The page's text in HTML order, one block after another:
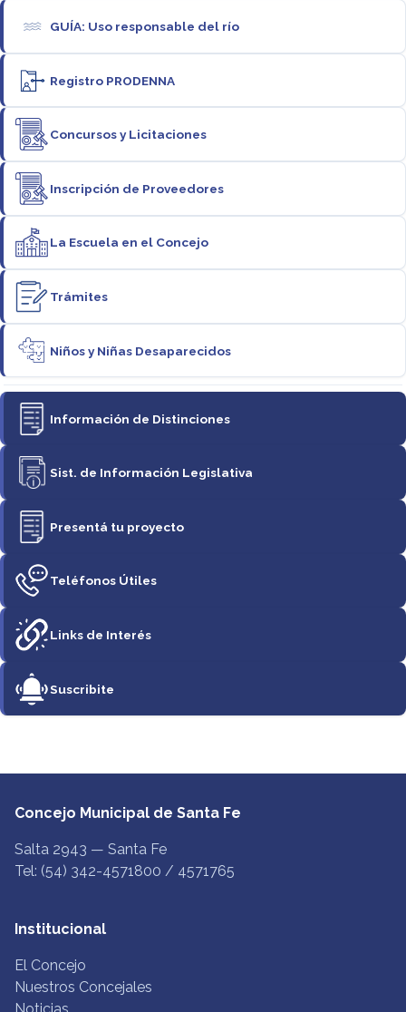
GUÍA: Uso responsable del río
Registro PRODENNA
Concursos y Licitaciones
Inscripción de Proveedores
La Escuela en el Concejo
Trámites
Niños y Niñas Desaparecidos
Información de Distinciones
Sist. de Información Legislativa
Presentá tu proyecto
Teléfonos Útiles
Links de Interés
Suscribite
Concejo Municipal de Santa Fe
Salta 2943 — Santa Fe
Tel: (54) 342-4571800 / 4571765
Institucional
El Concejo
Nuestros Concejales